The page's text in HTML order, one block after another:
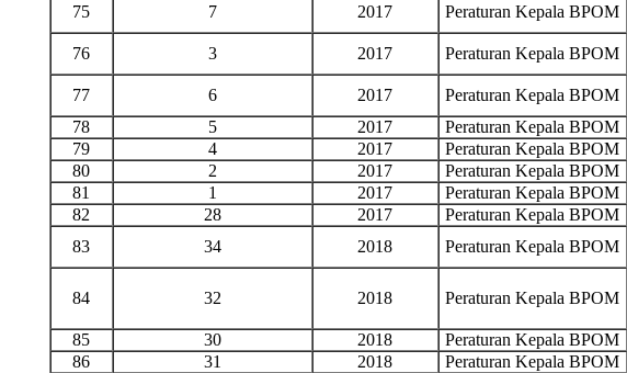
75
7 2017 Peraturan Kepala BPOM
76 3 2017 Peraturan Kepala BPOM
77 6 2017 Peraturan Kepala BPOM
78
5 2017 Peraturan Kepala BPOM
79
4 2017 Peraturan Kepala BPOM
80
2 2017 Peraturan Kepala BPOM
81
1 2017 Peraturan Kepala BPOM
82
28 2017 Peraturan Kepala BPOM
83
34 2018 Peraturan Kepala BPOM
84 32 2018 Peraturan Kepala BPOM
85 30 2018 Peraturan Kepala BPOM
86
31 2018 Peraturan Kepala BPOM